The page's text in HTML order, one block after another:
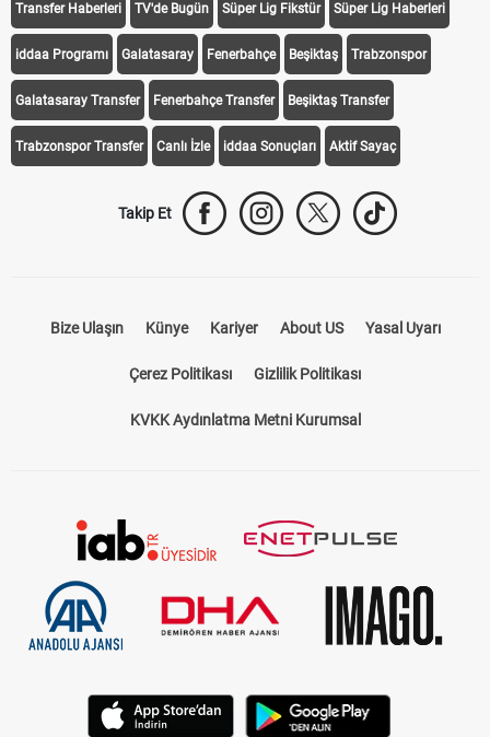
Transfer Haberleri TV'de Bugün Süper Lig Fikstür Süper Lig Haberleri
iddaa Programı Galatasaray Fenerbahçe Beşiktaş Trabzonspor
Galatasaray Transfer Fenerbahçe Transfer Beşiktaş Transfer
Trabzonspor Transfer Canlı İzle iddaa Sonuçları Aktif Sayaç
Takip Et
Bize Ulaşın Künye Kariyer About US Yasal Uyarı
Çerez Politikası Gizlilik Politikası
KVKK Aydınlatma Metni Kurumsal